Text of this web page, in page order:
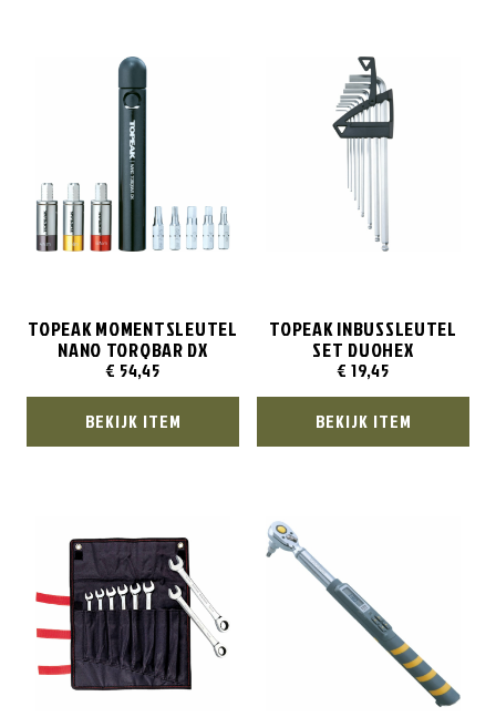
TOPEAK MOMENTSLEUTEL
NANO TORQBAR DX
€ 54,45
BEKIJK ITEM
TOPEAK INBUSSLEUTEL
SET DUOHEX
€ 19,45
BEKIJK ITEM